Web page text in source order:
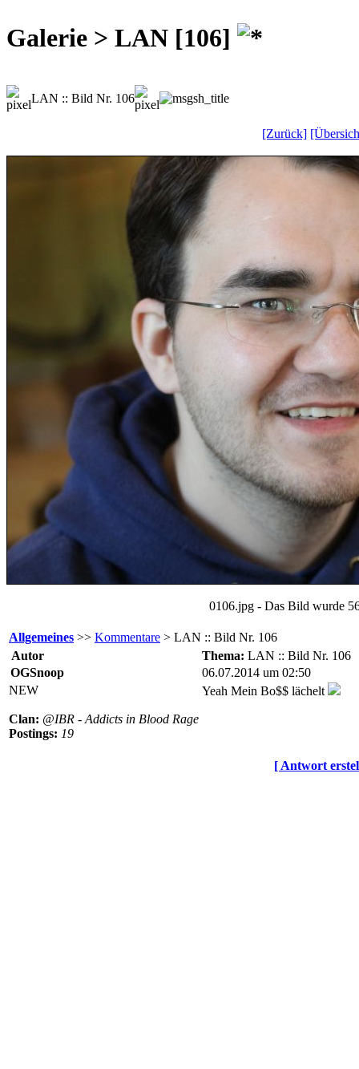
Galerie > LAN [106]
LAN :: Bild Nr. 106
[Zurück]
0106.jpg - Das Bild wurde
Allgemeines >> Kommentare > LAN :: Bild Nr. 106
Autor
Thema: LAN :: Bild Nr. 106
OGSnoop
06.07.2014 um 02:50
NEW
Clan: @IBR - Addicts in Blood Rage
Postings: 19
Yeah Mein Bo$$ lächelt
[ Antwort